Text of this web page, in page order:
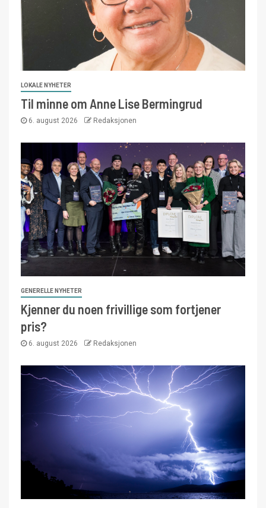
LOKALE NYHETER
Til minne om Anne Lise Bermingrud
6. august 2026 Redaksjonen
GENERELLE NYHETER
Kjenner du noen frivillige som fortjener
pris?
6. august 2026 Redaksjonen